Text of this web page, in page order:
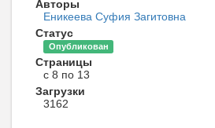
Авторы
Еникеева Суфия Загитовна
Статус
Опубликован
Страницы
с 8 по 13
Загрузки
3162